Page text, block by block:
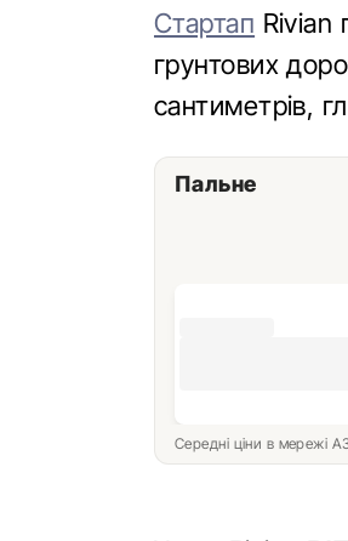
Стартап Rivian
грунтових
сантиметрів,
Пальне
Середні ціни в мережі